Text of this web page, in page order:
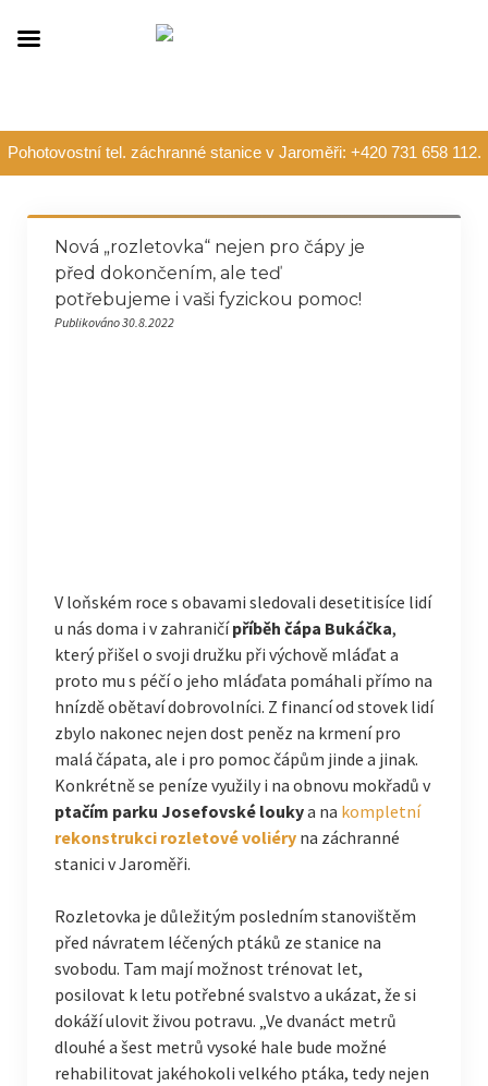
Pohotovostní tel. záchranné stanice v Jaroměři: +420 731 658 112.
Nová „rozletovka“ nejen pro čápy je
před dokončením, ale teď
potřebujeme i vaši fyzickou pomoc!
Publikováno 30.8.2022
V loňském roce s obavami sledovali desetitisíce lidí
u nás doma i v zahraničípříběh čápa Bukáčka,
který přišel o svoji družku při výchově mláďat a
proto mu s péčí o jeho mláďata pomáhali přímo na
hnízdě obětaví dobrovolníci. Z financí od stovek lidí
zbylo nakonec nejen dost peněz na krmení pro
malá čápata, ale i pro pomoc čápům jinde a jinak.
Konkrétně se peníze využily i na obnovu mokřadů v
ptačím parku Josefovské loukya na kompletní
rekonstrukci rozletové voliéryna záchranné
stanici v Jaroměři.
Rozletovka je důležitým posledním stanovištěm
před návratem léčených ptáků ze stanice na
svobodu. Tam mají možnost trénovat let,
posilovat k letu potřebné svalstvo a ukázat, že si
dokáží ulovit živou potravu. „Ve dvanáct metrů
dlouhé a šest metrů vysoké hale bude možné
rehabilitovat jakéhokoli velkého ptáka, tedy nejen